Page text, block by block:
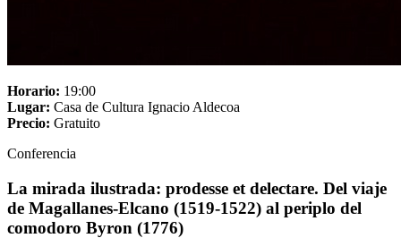
Horario: 19:00
Lugar: Casa de Cultura Ignacio Aldecoa
Precio: Gratuito
Conferencia
La mirada ilustrada: prodesse et delectare. Del viaje
de Magallanes-Elcano (1519-1522) al periplo del
comodoro Byron (1776)